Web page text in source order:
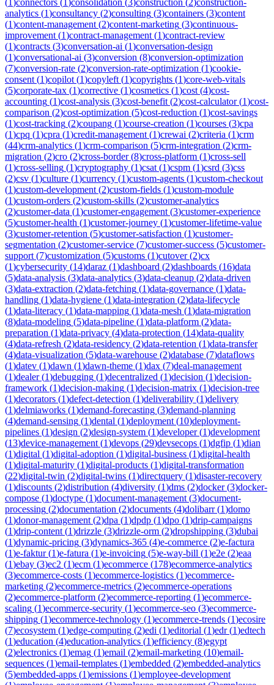
analytics (1)consultancy (2)consulting (3)containers (3)content
(1)content-management (2)content-marketing (3)continuous-
improvement (1)contract-management (1)contract-review
(1)contracts (3)conversation-ai (1)conversation-design
(1)conversational-ai (3)conversion (8)conversion-optimization
(7)conversion-rate (2)conversion-rate-optimization (1)cookie-
consent (1)copilot (1)copyleft (1)copyrights (1)core-web-vitals
(5)corporate-tax (1)corrective (1)cosmetics (1)cost (4)cost-
accounting (1)cost-analysis (3)cost-benefit (2)cost-calculator(1)cost-
comparison (2)cost-optimization (5)cost-reduction (1)cost-savings
(1)cost-tracking (2)coupang (1)course-creation (1)courses (3)cpa
(1)cpq (1)cpra (1)credit-management (1)crewai (2)criteria (1)crm
(44)crm-analytics (1)crm-comparison (5)crm-integration (2)crm-
migration (2)cro (2)cross-border(8)cross-platform (1)cross-sell
(1)cross-selling (1)cryptography (1)csat (1)cspm (1)csrd (3)css
(2)csv (1)culture (1)currency (1)custom-agents (1)custom-checkout
(1)custom-development (2)custom-fields (1)custom-module
(1)custom-orders (2)custom-skills (2)customer-analytics
(2)customer-data (1)customer-engagement (3)customer-experience
(5)customer-health (1)customer-journey (1)customer-lifetime-value
(3)customer-retention (5)customer-satisfaction (1)customer-
segmentation (2)customer-service (7)customer-success (5)customer-
support (7)customization (5)customs (1)cutover(2)cx
(1)cybersecurity (14)daraz (1)dashboard (2)dashboards (16)data
(5)data-analysis (3)data-analytics (3)data-cleanup (2)data-driven
(3)data-extraction (2)data-fetching (1)data-governance (1)data-
handling (1)data-hygiene (1)data-integration (2)data-lifecycle
(1)data-literacy (1)data-mapping (1)data-mesh (1)data-migration
(8)data-modeling (5)data-pipeline (1)data-platform (2)data-
preparation (1)data-privacy (4)data-protection (14)data-quality
(4)data-refresh (2)data-residency (2)data-retention (1)data-transfer
(4)data-visualization (5)data-warehouse (2)database (7)dataflows
(1)datev (1)dawn (1)dawn-theme (1)dax (7)deal-management
(1)dealer(1)debugging (1)decentralized (1)decision (1)decision-
framework (1)decision-making (1)decision-matrix (1)decision-tree
(1)decorators (1)defect-detection (1)deliverability (1)delivery
(1)delmiaworks (1)demand-forecasting (3)demand-planning
(4)demand-sensing (1)dental (1)deployment (10)deployment-
pipelines (1)design (2)design-system (1)developer(1)development
(13)device-management (1)devops (29)devsecops (1)dgfip (1)dian
(1)digital (1)digital-adoption (1)digital-business (1)digital-health
(1)digital-maturity (1)digital-products (1)digital-transformation
(22)digital-twin (2)digital-twins (1)directquery (1)disaster-recovery
(1)discounts (2)distribution (4)diversity (1)dms (2)docker(3)docker-
compose (1)doctype (1)document-management (3)document-
processing (2)documentation (2)documents (4)dolibarr(1)domo
(1)donor-management (2)dpa (1)dpdp (1)dpo (1)drip-campaigns
(1)drip-content (1)drizzle (3)drizzle-orm (2)dropshipping (3)dubai
(1)dynamic-pricing (3)dynamics-365 (4)e-commerce (2)e-factura
(1)e-faktur(1)e-fatura (1)e-invoicing (5)e-way-bill (1)e2e (2)eaa
(1)ebay (3)ec2 (1)ecm (1)ecommerce (178)ecommerce-analytics
(3)ecommerce-costs (1)ecommerce-logistics (1)ecommerce-
marketing (2)ecommerce-metrics (2)ecommerce-operations
(2)ecommerce-platform (2)ecommerce-reporting (1)ecommerce-
scaling (1)ecommerce-security (1)ecommerce-seo (3)ecommerce-
shipping (1)ecommerce-technology (1)ecommerce-trends (1)ecosire
(7)ecosystem (1)edge-computing (2)edi (1)editorial (1)edr(1)edtech
(1)education (4)education-analytics (1)efficiency (8)egypt
(2)electronics (1)emag (1)email (2)email-marketing (10)email-
sequences (1)email-templates (1)embedded (2)embedded-analytics
(5)embedded-apps (1)emissions (1)employee-development